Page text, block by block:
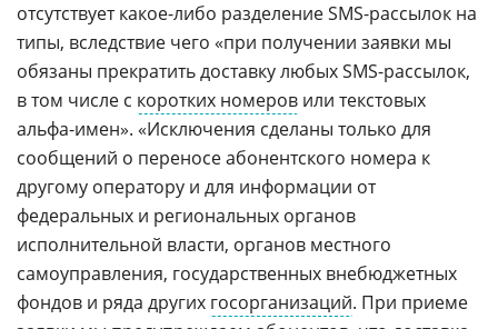
отсутствует какое-либо разделение SMS-рассылок на
типы, вследствие чего «при получении заявки мы
обязаны прекратить доставку любых SMS-рассылок,
в том числе с коротких номеров или текстовых
альфа-имен». «Исключения сделаны только для
сообщений о переносе абонентского номера к
другому оператору и для информации от
федеральных и региональных органов
исполнительной власти, органов местного
самоуправления, государственных внебюджетных
фондов и ряда других госорганизаций. При приеме